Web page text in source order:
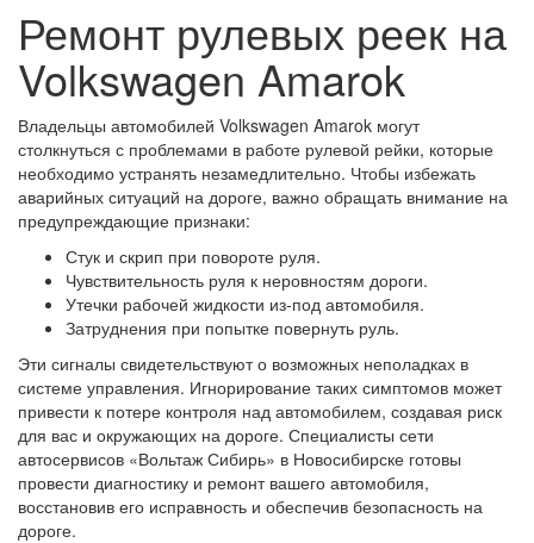
Ремонт рулевых реек на
Volkswagen Amarok
Владельцы автомобилей Volkswagen Amarok могут
столкнуться с проблемами в работе рулевой рейки, которые
необходимо устранять незамедлительно. Чтобы избежать
аварийных ситуаций на дороге, важно обращать внимание на
предупреждающие признаки:
Стук и скрип при повороте руля.
Чувствительность руля к неровностям дороги.
Утечки рабочей жидкости из-под автомобиля.
Затруднения при попытке повернуть руль.
Эти сигналы свидетельствуют о возможных неполадках в
системе управления. Игнорирование таких симптомов может
привести к потере контроля над автомобилем, создавая риск
для вас и окружающих на дороге. Специалисты сети
автосервисов «Вольтаж Сибирь» в Новосибирске готовы
провести диагностику и ремонт вашего автомобиля,
восстановив его исправность и обеспечив безопасность на
дороге.